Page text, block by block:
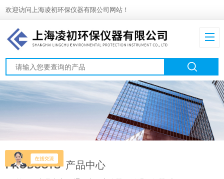
欢迎访问上海凌初环保仪器有限公司网站！
PRODUCTS 产品中心